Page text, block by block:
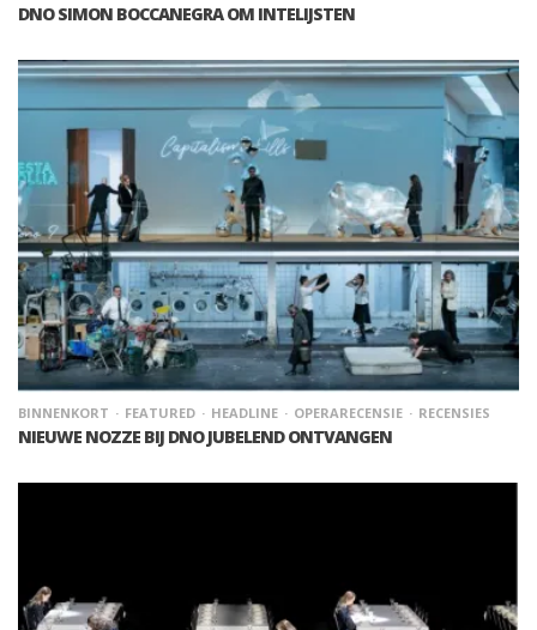
DNO SIMON BOCCANEGRA OM INTELIJSTEN
BINNENKORT FEATURED HEADLINE OPERARECENSIE RECENSIES
NIEUWE NOZZE BIJ DNO JUBELEND ONTVANGEN